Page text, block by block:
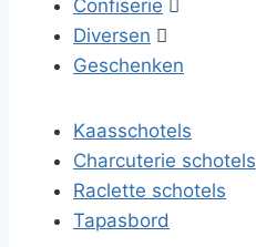
Confiserie 
Diversen 
Geschenken
Kaasschotels
Charcuterie schotels
Raclette schotels
Tapasbord